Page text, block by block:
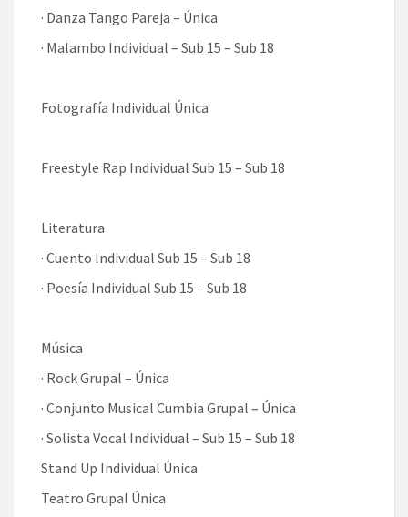
· Danza Tango Pareja – Única
· Malambo Individual – Sub 15 – Sub 18
Fotografía Individual Única
Freestyle Rap Individual Sub 15 – Sub 18
Literatura
· Cuento Individual Sub 15 – Sub 18
· Poesía Individual Sub 15 – Sub 18
Música
· Rock Grupal – Única
· Conjunto Musical Cumbia Grupal – Única
· Solista Vocal Individual – Sub 15 – Sub 18
Stand Up Individual Única
Teatro Grupal Única